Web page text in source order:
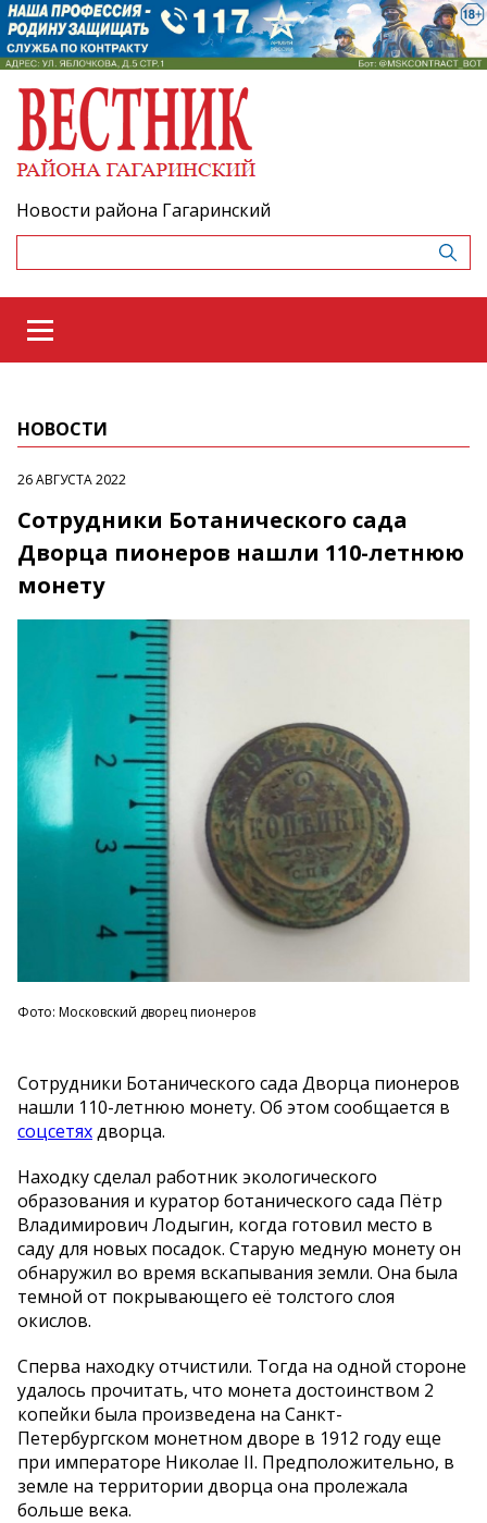
Новости района Гагаринский
НОВОСТИ
26 АВГУСТА 2022
Сотрудники Ботанического сада
Дворца пионеров нашли 110-летнюю
монету
Фото: Московский дворец пионеров
Сотрудники Ботанического сада Дворца пионеров
нашли 110-летнюю монету. Об этом сообщается в
соцсетяхдворца.
Находку сделал работник экологического
образования и куратор ботанического сада Пётр
Владимирович Лодыгин, когда готовил место в
саду для новых посадок. Старую медную монету он
обнаружил во время вскапывания земли. Она была
темной от покрывающего её толстого слоя
окислов.
Сперва находку отчистили. Тогда на одной стороне
удалось прочитать, что монета достоинством 2
копейки была произведена на Санкт-
Петербургском монетном дворе в 1912 году еще
при императоре Николае II. Предположительно, в
земле на территории дворца она пролежала
больше века.